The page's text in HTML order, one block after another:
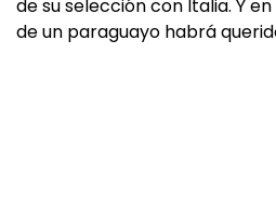
de su selección con Italia. Y
de un paraguayo habrá